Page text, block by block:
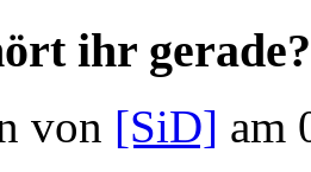
ihr gerade?
von [SiD] am